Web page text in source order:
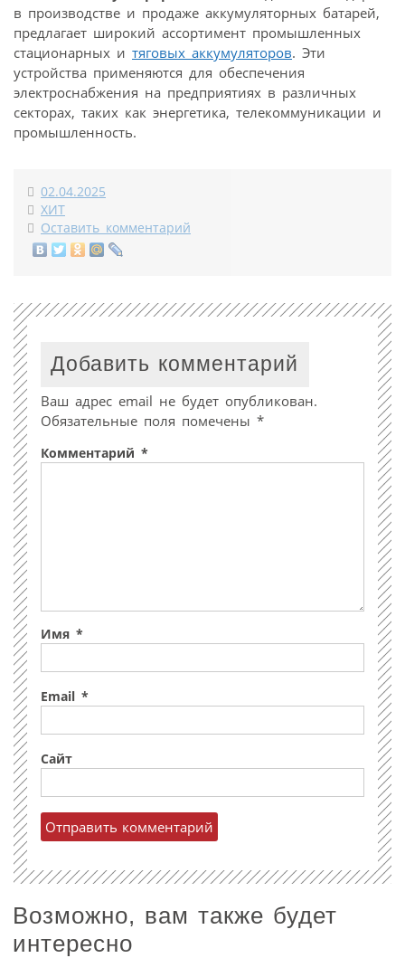
в производстве и продаже аккумуляторных батарей,
предлагает широкий ассортимент промышленных
стационарных и тяговых аккумуляторов. Эти
устройства применяются для обеспечения
электроснабжения на предприятиях в различных
секторах, таких как энергетика, телекоммуникации и
промышленность.
02.04.2025
ХИТ
Оставить комментарий
Добавить комментарий
Ваш адрес email не будет опубликован.
Обязательные поля помечены *
Комментарий *
Имя *
Email *
Сайт
Возможно, вам также будет
интересно